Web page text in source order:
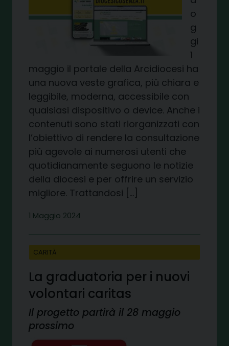
o
g
gi
1
maggio il portale della Arcidiocesi ha
una nuova veste grafica, più chiara e
leggibile, moderna, accessibile con
qualsiasi dispositivo o device. Anche i
contenuti sono stati riorganizzati con
l’obiettivo di rendere la consultazione
più agevole ai numerosi utenti che
quotidianamente seguono le notizie
della diocesi e per offrire un servizio
migliore. Trattandosi […]
1 Maggio 2024
CARITÀ
La graduatoria per i nuovi
volontari caritas
Il progetto partirà il 28 maggio
prossimo